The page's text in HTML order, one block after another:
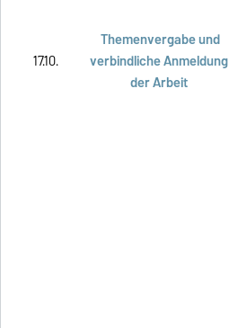
17.10.
Themenvergabe und
verbindliche Anmeldung
der Arbeit